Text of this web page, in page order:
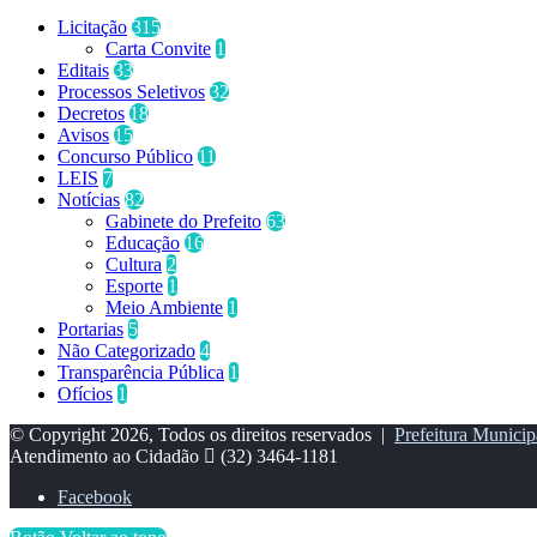
Licitação 315
Carta Convite 1
Editais 33
Processos Seletivos 32
Decretos 18
Avisos 15
Concurso Público 11
LEIS 7
Notícias 82
Gabinete do Prefeito 63
Educação 16
Cultura 2
Esporte 1
Meio Ambiente 1
Portarias 5
Não Categorizado 4
Transparência Pública 1
Ofícios 1
© Copyright 2026, Todos os direitos reservados | Prefeitura
Atendimento ao Cidadão
(32) 3464-1181
Facebook